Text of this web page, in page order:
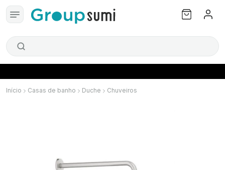
Início Casas de banho Duche Chuveiros